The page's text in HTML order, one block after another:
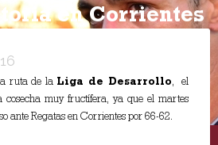
en Corrientes
ruta de la Liga de Desarrollo, el
cosecha muy fructífera, ya que el martes
ante Regatas en Corrientes por 66-62.